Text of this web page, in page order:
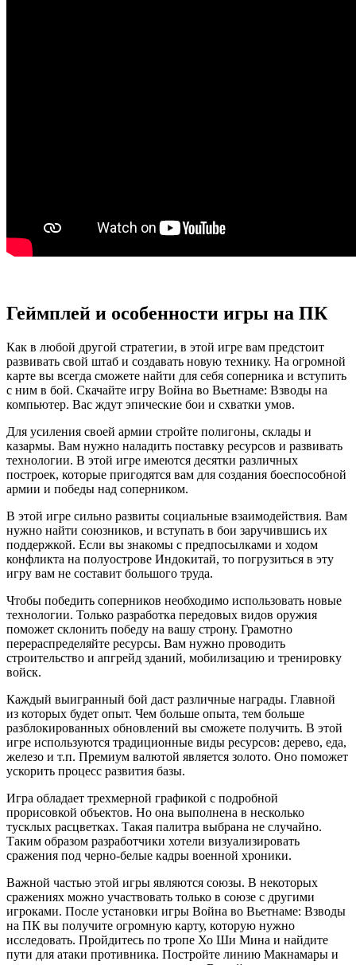
Геймплей и особенности игры на ПК
Как в любой другой стратегии, в этой игре вам предстоит
развивать свой штаб и создавать новую технику. На огромной
карте вы всегда сможете найти для себя соперника и вступить
с ним в бой. Скачайте игру Война во Вьетнаме: Взводы на
компьютер. Вас ждут эпические бои и схватки умов.
Для усиления своей армии стройте полигоны, склады и
казармы. Вам нужно наладить поставку ресурсов и развивать
технологии. В этой игре имеются десятки различных
построек, которые пригодятся вам для создания боеспособной
армии и победы над соперником.
В этой игре сильно развиты социальные взаимодействия. Вам
нужно найти союзников, и вступать в бои заручившись их
поддержкой. Если вы знакомы с предпосылками и ходом
конфликта на полуострове Индокитай, то погрузиться в эту
игру вам не составит большого труда.
Чтобы победить соперников необходимо использовать новые
технологии. Только разработка передовых видов оружия
поможет склонить победу на вашу строну. Грамотно
перераспределяйте ресурсы. Вам нужно проводить
строительство и апгрейд зданий, мобилизацию и тренировку
войск.
Каждый выигранный бой даст различные награды. Главной
из которых будет опыт. Чем больше опыта, тем больше
разблокированных обновлений вы сможете получить. В этой
игре используются традиционные виды ресурсов: дерево, еда,
железо и т.п. Премиум валютой является золото. Оно поможет
ускорить процесс развития базы.
Игра обладает трехмерной графикой с подробной
прорисовкой объектов. Но она выполнена в несколько
тусклых расцветках. Такая палитра выбрана не случайно.
Таким образом разработчики хотели визуализировать
сражения под черно-белые кадры военной хроники.
Важной частью этой игры являются союзы. В некоторых
сражениях можно участвовать только в союзе с другими
игроками. После установки игры Война во Вьетнаме: Взводы
на ПК вы получите огромную карту, которую нужно
исследовать. Пройдитесь по тропе Хо Ши Мина и найдите
пути для атаки противника. Постройте линию Макнамары и